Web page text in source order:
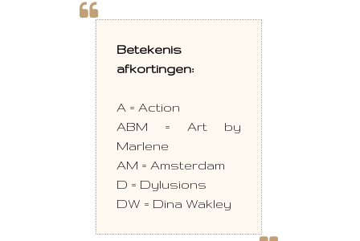
Betekenis
afkortingen:
A = Action
ABM = Art by
Marlene
AM = Amsterdam
D = Dylusions
DW = Dina Wakley